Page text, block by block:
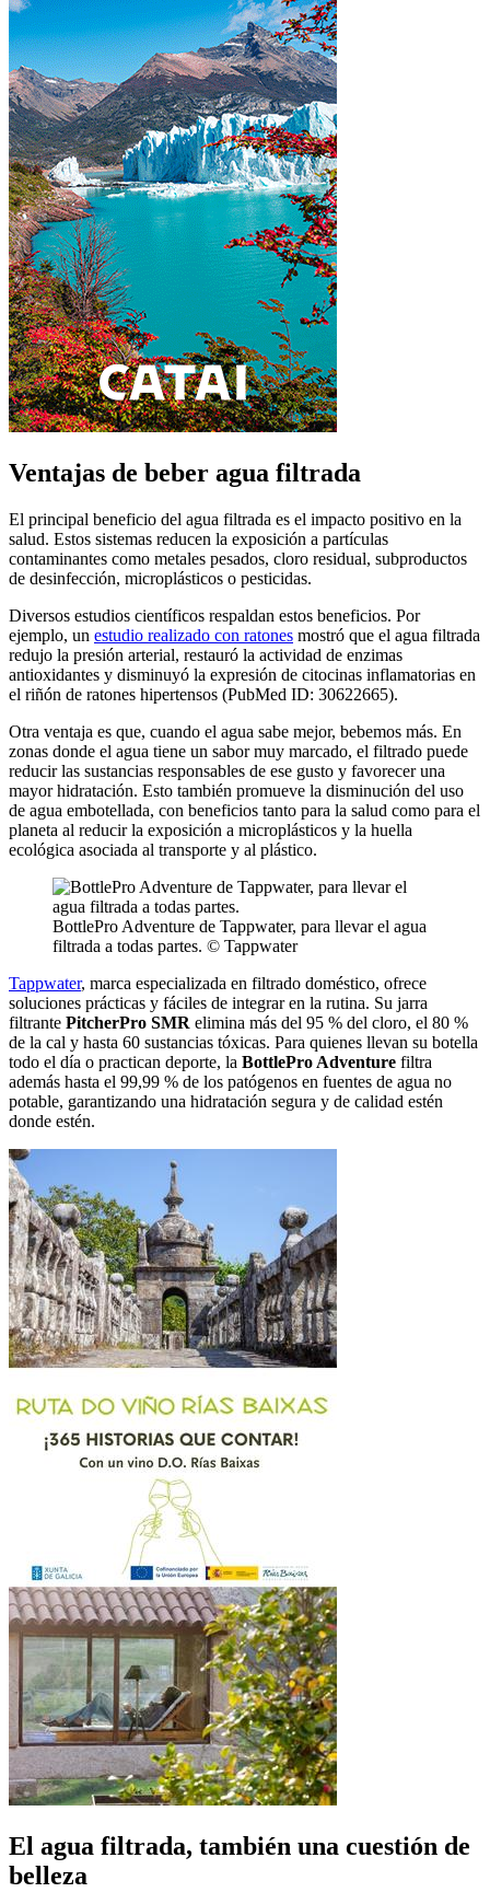
Ventajas de beber agua filtrada
El principal beneficio del agua filtrada es el impacto positivo en la
salud. Estos sistemas reducen la exposición a partículas
contaminantes como metales pesados, cloro residual, subproductos
de desinfección, microplásticos o pesticidas.
Diversos estudios científicos respaldan estos beneficios. Por
ejemplo, un estudio realizado con ratones mostró que el agua filtrada
redujo la presión arterial, restauró la actividad de enzimas
antioxidantes y disminuyó la expresión de citocinas inflamatorias en
el riñón de ratones hipertensos (PubMed ID: 30622665).
Otra ventaja es que, cuando el agua sabe mejor, bebemos más. En
zonas donde el agua tiene un sabor muy marcado, el filtrado puede
reducir las sustancias responsables de ese gusto y favorecer una
mayor hidratación. Esto también promueve la disminución del uso
de agua embotellada, con beneficios tanto para la salud como para el
planeta al reducir la exposición a microplásticos y la huella
ecológica asociada al transporte y al plástico.
BottlePro Adventure de Tappwater, para llevar el agua
filtrada a todas partes. © Tappwater
Tappwater, marca especializada en filtrado doméstico, ofrece
soluciones prácticas y fáciles de integrar en la rutina. Su jarra
filtrante PitcherPro SMR elimina más del 95 % del cloro, el 80 %
de la cal y hasta 60 sustancias tóxicas. Para quienes llevan su botella
todo el día o practican deporte, la BottlePro Adventure filtra
además hasta el 99,99 % de los patógenos en fuentes de agua no
potable, garantizando una hidratación segura y de calidad estén
donde estén.
El agua filtrada, también una cuestión de
belleza